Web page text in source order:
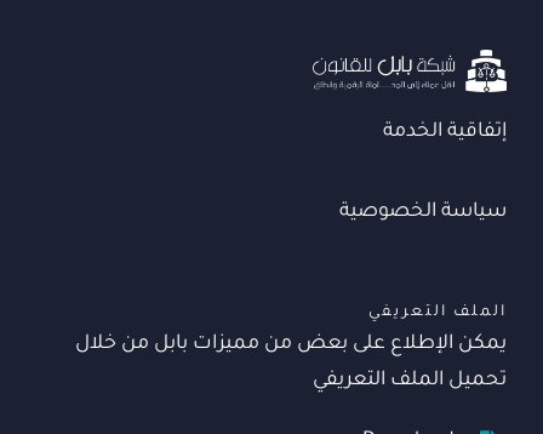
إتفاقية الخدمة
سياسة الخصوصية
الملف التعريفي
يمكن الإطلاع على بعض من مميزات بابل من خلال
تحميل الملف التعريفي